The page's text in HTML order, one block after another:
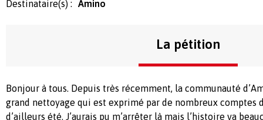
Destinataire(s) :
Amino
La pétition
Bonjour à tous. Depuis très récemment, la communauté
grand nettoyage qui est exprimé par de nombreux comptes
d’ailleurs été. J’aurais pu m’arrêter là mais l’histoire va